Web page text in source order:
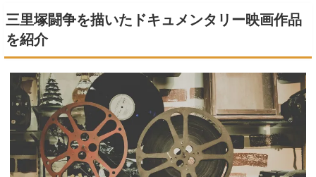
三里塚闘争を描いたドキュメンタリー映画作品
を紹介